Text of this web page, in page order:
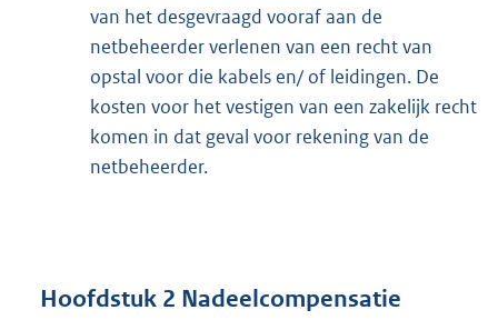
van het desgevraagd vooraf aan de
netbeheerder verlenen van een recht van
opstal voor die kabels en/ of leidingen. De
kosten voor het vestigen van een zakelijk recht
komen in dat geval voor rekening van de
netbeheerder.
Hoofdstuk 2 Nadeelcompensatie